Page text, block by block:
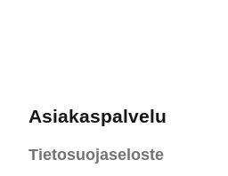
Asiakaspalvelu
Tietosuojaseloste